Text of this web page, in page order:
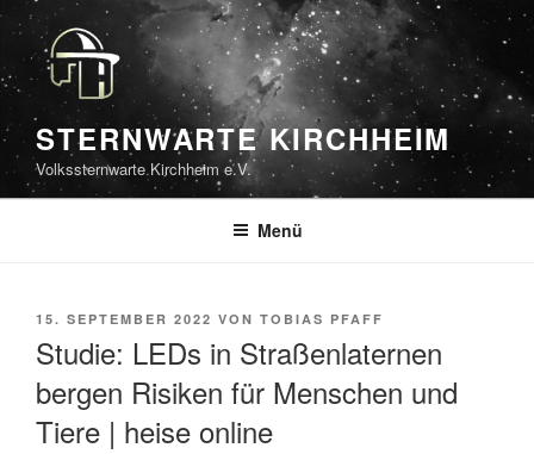
Zum
Inhalt
springen
STERNWARTE KIRCHHEIM
Volkssternwarte Kirchheim e.V.
Menü
VERÖFFENTLICHT
15. SEPTEMBER 2022 VON TOBIAS PFAFF
Studie: LEDs in Straßenlaternen
bergen Risiken für Menschen und
Tiere | heise online